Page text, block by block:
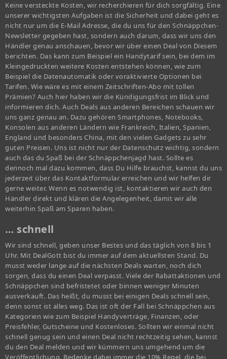
Keine versteckte Kosten, wir recherchieren für dich sorgfältig. Eine
unserer wichtigsten Aufgaben ist die Sicherheit und dabei geht es
nicht nur um die E-Mail Adresse, die du uns für den Schnäppchen-
Newsletter gegeben hast, sondern auch darum, dass wir uns den
Händler genau anschauen, bevor wir über einen Deal von Diesem
berichten. Das kann zum Beispiel ein Handytarif sein, bei dem im
Kleingedruckten weitere Kosten entstehen können, wie zum
Beispiel die Datenautomatik oder voraktivierte Optionen bei
Tarifen. Wie wäre es mit einem Zeitschriften-Abo mit tollen
Prämien? Auch hier haben wir die Kündigungsfrist im Blick und
informieren dich. Auch Deals aus anderen Bereichen schauen wir
uns ganz genau an. Dazu gehören Smartphones, Notebooks,
Konsolen aus anderen Ländern wie Frankreich, Italien, Spanien,
England und besonders China, mit den vielen Gadgets zu sehr
guten Preisen. Uns ist nicht nur der Datenschutz wichtig, sondern
auch das du Spaß bei der Schnäppchenjagd hast. Sollte es
dennoch mal dazu kommen, dass Du Hilfe brauchst, kannst du uns
jederzeit über das Kontaktformular erreichen und wir helfen dir
gerne weiter. Wenn es notwendig ist, kontaktieren wir auch den
Händler direkt und klären die Angelegenheit, damit wir alle
weiterhin Spaß am Sparen haben.
… schnell
Wir sind schnell, geben unser Bestes und das täglich von 8 bis 1
Uhr. Mit DealGott bist du immer auf dem aktuellsten Stand. Du
musst weder lange auf die nächsten Deals warten, noch dich
sorgen, dass du einen Deal verpasst. Viele der Rabattaktionen und
Schnäppchen sind befristetet oder binnen weniger Minuten
ausverkauft. Das heißt, du musst bei einigen Deals schnell sein,
denn sonst ist alles weg. Das ist oft der Fall bei Schnäppchen aus
Kategorien wie zum Beispiel Handyverträge, Finanzen, oder
Preisfehler, Gutscheine und Kostenloses. Sollten wir einmal nicht
schnell genug sein und einen Deal nicht rechtzeitig sehen, kannst
du den Deal melden und wir kümmern uns umgehend um die
Veröffentlichung. Bedenke dabei immer die 10% Regel, die bei